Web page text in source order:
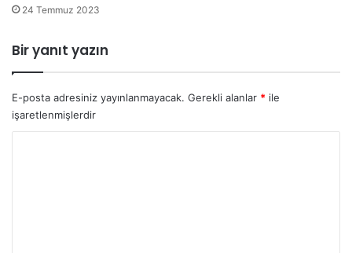
24 Temmuz 2023
Bir yanıt yazın
E-posta adresiniz yayınlanmayacak. Gerekli alanlar * ile
işaretlenmişlerdir